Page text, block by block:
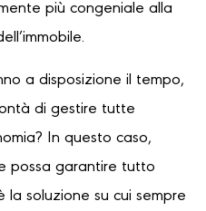
più congeniale alla
a disposizione il tempo,
di gestire tutte
In questo caso,
possa garantire tutto
soluzione su cui sempre